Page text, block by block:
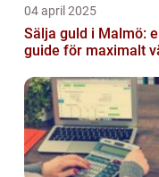
04 april 2025
Sälja guld i Malmö:
guide för maximalt